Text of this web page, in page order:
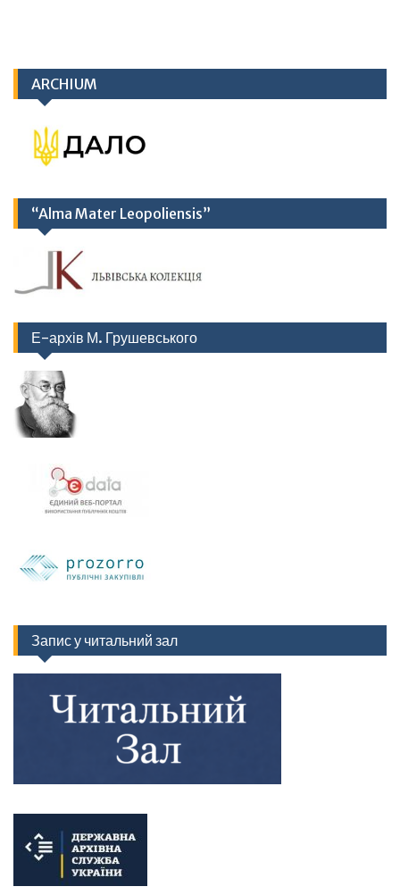
ARCHIUM
“Alma Mater Leopoliensis”
Е-архів М. Грушевського
Запис у читальний зал